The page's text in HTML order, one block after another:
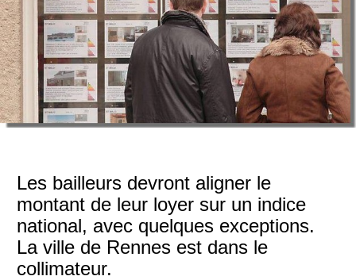
Les bailleurs devront aligner le
montant de leur loyer sur un indice
national, avec quelques exceptions.
La ville de Rennes est dans le
collimateur.